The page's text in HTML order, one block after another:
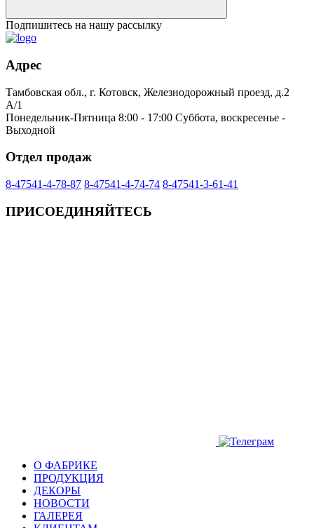
Подпишитесь на нашу рассылку
Адрес
Тамбовская обл., г. Котовск, Железнодорожный проезд, д.2
А/1
Понедельник-Пятница 8:00 - 17:00 Суббота, воскресенье -
Выходной
Отдел продаж
8-47541-4-78-87 8-47541-4-74-74 8-47541-3-61-41
ПРИСОЕДИНЯЙТЕСЬ
О ФАБРИКЕ
ПРОДУКЦИЯ
ДЕКОРЫ
НОВОСТИ
ГАЛЕРЕЯ